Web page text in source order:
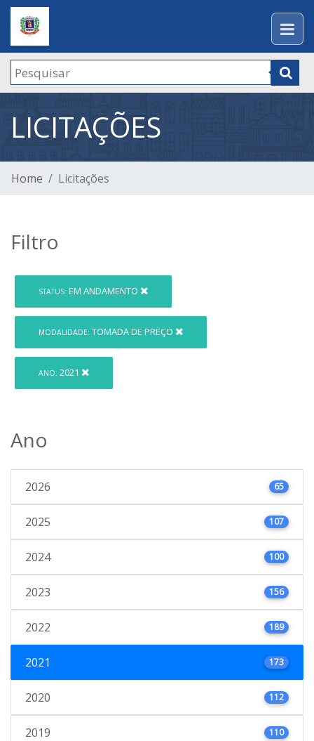
LICITAÇÕES
Home Licitações
Filtro
STATUS: EM ANDAMENTO
MODALIDADE: TOMADA DE PREÇO
ANO: 2021
Ano
2026 65
2025 107
2024 100
2023 156
2022 189
2021 173
2020 112
2019 110